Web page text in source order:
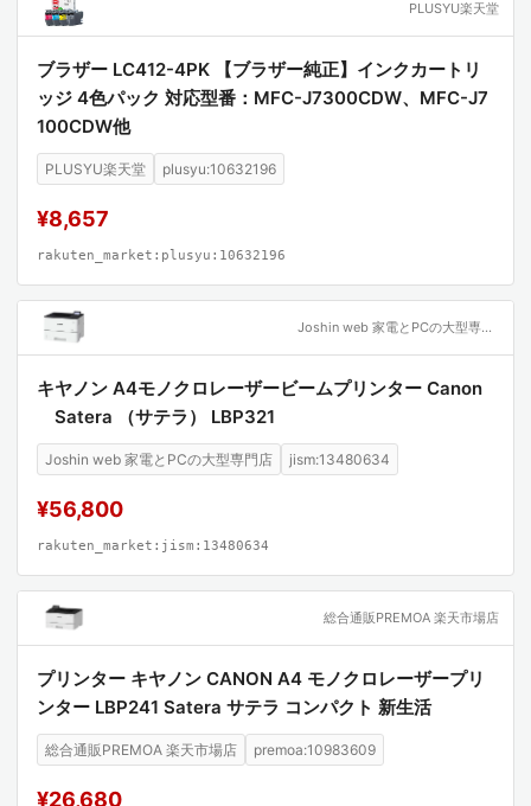
PLUSYU楽天堂
ブラザー LC412-4PK 【ブラザー純正】インクカートリ
ッジ 4色パック 対応型番：MFC-J7300CDW、MFC-J7
100CDW他
PLUSYU楽天堂 plusyu:10632196
¥8,657
rakuten_market:plusyu:10632196
Joshin web 家電とPCの大型専門店
キヤノン A4モノクロレーザービームプリンター Canon
Satera （サテラ） LBP321
Joshin web 家電とPCの大型専門店 jism:13480634
¥56,800
rakuten_market:jism:13480634
総合通販PREMOA 楽天市場店
プリンター キヤノン CANON A4 モノクロレーザープリ
ンター LBP241 Satera サテラ コンパクト 新生活
総合通販PREMOA 楽天市場店 premoa:10983609
¥26,680